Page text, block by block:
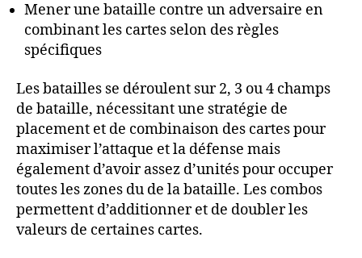
Mener une bataille contre un adversaire en
combinant les cartes selon des règles
spécifiques
Les batailles se déroulent sur 2, 3 ou 4 champs
de bataille, nécessitant une stratégie de
placement et de combinaison des cartes pour
maximiser l’attaque et la défense mais
également d’avoir assez d’unités pour occuper
toutes les zones du de la bataille. Les combos
permettent d’additionner et de doubler les
valeurs de certaines cartes.